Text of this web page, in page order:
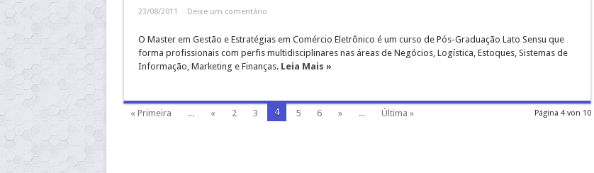
23/08/2011 Deixe um comentário
O Master em Gestão e Estratégias em Comércio Eletrônico é um curso de Pós-Graduação Lato Sensu que
forma profissionais com perfis multidisciplinares nas áreas de Negócios, Logística, Estoques, Sistemas de
Informação, Marketing e Finanças. Leia Mais »
Página 4 von 10
« Primeira ... « 2 3 4 5 6 » ... Última »